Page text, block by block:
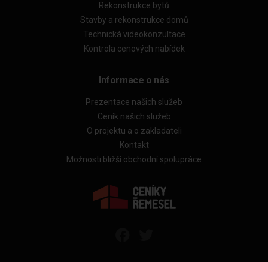
Rekonstrukce bytů
Stavby a rekonstrukce domů
Technická videokonzultace
Kontrola cenových nabídek
Informace o nás
Prezentace našich služeb
Ceník našich služeb
O projektu a o zakladateli
Kontakt
Možnosti bližší obchodní spolupráce